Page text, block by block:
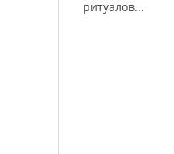
ритуалов...